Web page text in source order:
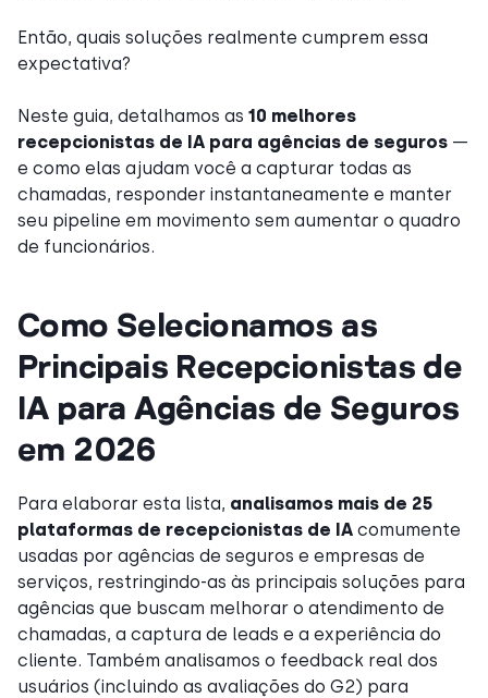
Então, quais soluções realmente cumprem essa
expectativa?
Neste guia, detalhamos as 10 melhores
recepcionistas de IA para agências de seguros —
e como elas ajudam você a capturar todas as
chamadas, responder instantaneamente e manter
seu pipeline em movimento sem aumentar o quadro
de funcionários.
Como Selecionamos as
Principais Recepcionistas de
IA para Agências de Seguros
em 2026
Para elaborar esta lista, analisamos mais de 25
plataformas de recepcionistas de IA comumente
usadas por agências de seguros e empresas de
serviços, restringindo-as às principais soluções para
agências que buscam melhorar o atendimento de
chamadas, a captura de leads e a experiência do
cliente. Também analisamos o feedback real dos
usuários (incluindo as avaliações do G2) para